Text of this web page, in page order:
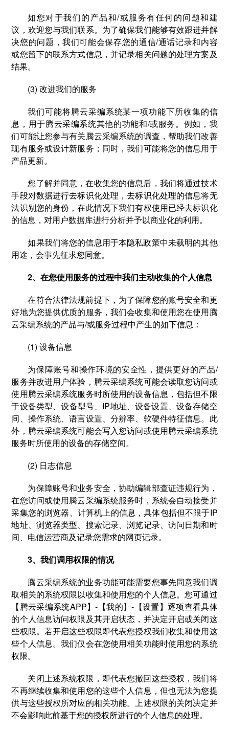
如您对于我们的产品和/或服务有任何的问题和建
议，欢迎您与我们联系。为了确保我们能够有效跟进并解
决您的问题，我们可能会保存您的通信/通话记录和内容
或您留下的联系方式信息，并记录相关问题的处理方案及
结果。
(3) 改进我们的服务
我们可能将腾云采编系统某一项功能下所收集的信
息，用于腾云采编系统其他的功能和/或服务。例如，我
们可能让您参与有关腾云采编系统的调查，帮助我们改善
现有服务或设计新服务；同时，我们可能将您的信息用于
产品更新。
您了解并同意，在收集您的信息后，我们将通过技术
手段对数据进行去标识化处理，去标识化处理的信息将无
法识别您的身份，在此情况下我们有权使用已经去标识化
的信息，对用户数据库进行分析并予以商业化的利用。
如果我们将您的信息用于本隐私政策中未载明的其他
用途，会事先征求您同意。
2、在您使用服务的过程中我们主动收集的个人信息
在符合法律法规前提下，为了保障您的账号安全和更
好地为您提供优质的服务，我们会收集和使用您在使用腾
云采编系统的产品与/或服务过程中产生的如下信息：
(1) 设备信息
为保障账号和操作环境的安全性，提供更好的产品/
服务并改进用户体验，腾云采编系统可能会读取您访问或
使用腾云采编系统服务时所使用的设备信息，包括但不限
于设备类型、设备型号、IP地址、设备设置、设备存储空
间、操作系统、语言设置、分辨率、软硬件特征信息。此
外，腾云采编系统可能会写入您访问或使用腾云采编系统
服务时所使用的设备的存储空间。
(2) 日志信息
为保障账号和业务安全，协助编辑部查证违规行为，
在您访问或使用腾云采编系统服务时，系统会自动接受并
采集您的浏览器、计算机上的信息，具体包括但不限于IP
地址、浏览器类型、搜索记录、浏览记录、访问日期和时
间、电信运营商及记录您需求的网页记录。
3、我们调用权限的情况
腾云采编系统的业务功能可能需要您事先同意我们调
取相关的系统权限以收集和使用您的个人信息。您可通过
【腾云采编系统APP】-【我的】-【设置】逐项查看具体
的个人信息访问权限及其开启状态，并决定开启或关闭这
些权限。若开启这些权限即代表您授权我们收集和使用这
些个人信息。我们仅会在您使用相关功能时使用您的系统
权限。
关闭上述系统权限，即代表您撤回这些授权，我们将
不再继续收集和使用您的这些个人信息，但也无法为您提
供与这些授权所对应的相关功能。上述权限的关闭决定并
不会影响此前基于您的授权所进行的个人信息的处理。